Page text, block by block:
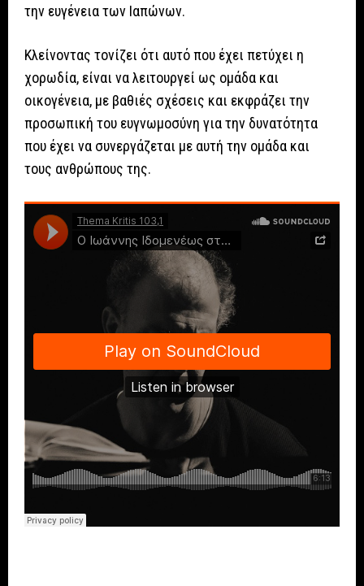
την ευγένεια των Ιαπώνων.
Κλείνοντας τονίζει ότι αυτό που έχει πετύχει η
χορωδία, είναι να λειτουργεί ως ομάδα και
οικογένεια, με βαθιές σχέσεις και εκφράζει την
προσωπική του ευγνωμοσύνη για την δυνατότητα
που έχει να συνεργάζεται με αυτή την ομάδα και
τους ανθρώπους της.